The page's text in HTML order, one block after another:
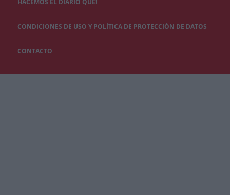
HACEMOS EL DIARIO QUÉ!
CONDICIONES DE USO Y POLÍTICA DE PROTECCIÓN DE DATOS
CONTACTO